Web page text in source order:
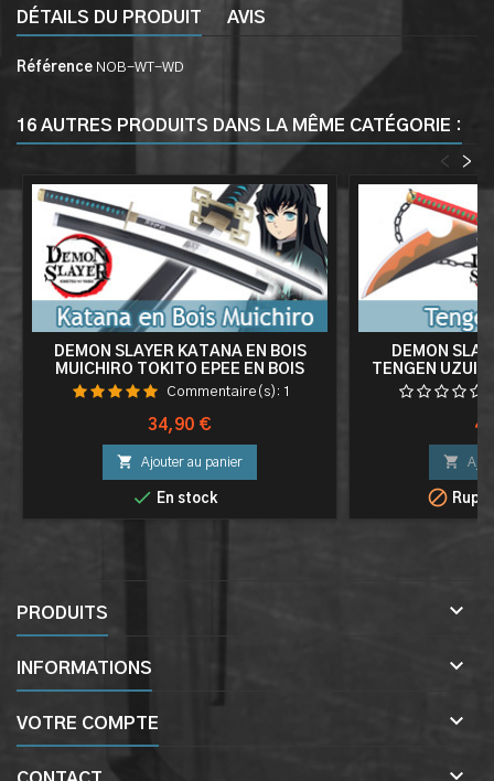
DÉTAILS DU PRODUIT AVIS
Référence NOB-WT-WD
16 AUTRES PRODUITS DANS LA MÊME CATÉGORIE :
>
<
DEMON SLAYER KATANA EN BOIS
MUICHIRO TOKITO EPEE EN BOIS
KIMETSU NO YAIBA SABRE
Commentaire(s): 1
Prix
34,90 €
 Ajouter au panier
 En stock
DEMON
TENGEN UZUI
LAME EN


PRODUITS 
INFORMATIONS 
VOTRE COMPTE 